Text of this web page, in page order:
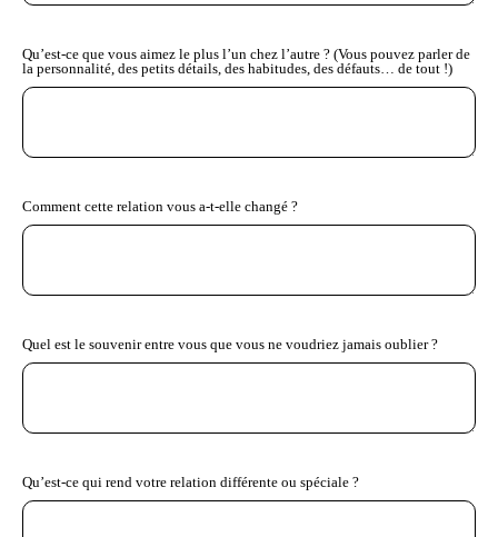
Qu’est-ce que vous aimez le plus l’un chez l’autre ? (Vous pouvez parler de
la personnalité, des petits détails, des habitudes, des défauts… de tout !)
Comment cette relation vous a-t-elle changé ?
Quel est le souvenir entre vous que vous ne voudriez jamais oublier ?
Qu’est-ce qui rend votre relation différente ou spéciale ?